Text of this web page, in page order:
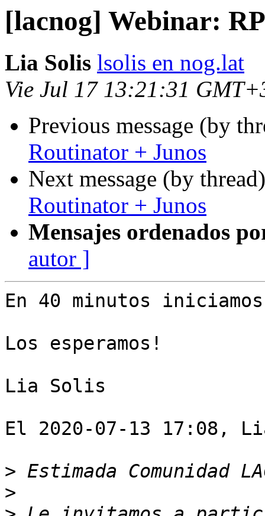
[lacnog] Webinar:
Lia Solis lsolis en nog.lat
Vie Jul 17 13:21:31
Previous message (by
Routinator + Junos
Next message (by
Routinator + Junos
Mensajes ordenados
autor ]
En 40 minutos
Los esperamos!
Lia Solis
El 2020-07-13 17:08,
>
>